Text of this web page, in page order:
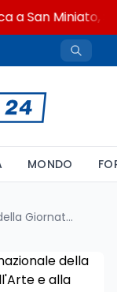
a San Miniato,
MONDO
Celebrazione della Giornata Internazionale della Matematica: Un'Edizione Dedicata all'Arte e alla Creatività